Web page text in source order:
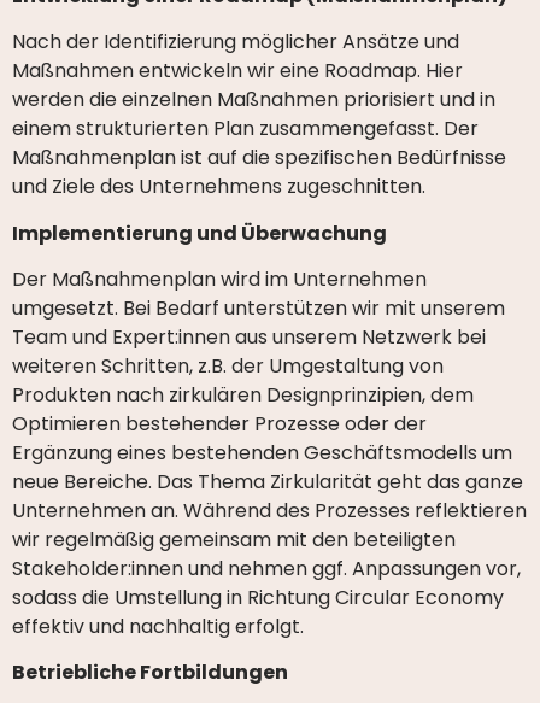
Nach der Identifizierung möglicher Ansätze und
Maßnahmen entwickeln wir eine Roadmap. Hier
werden die einzelnen Maßnahmen priorisiert und in
einem strukturierten Plan zusammengefasst. Der
Maßnahmenplan ist auf die spezifischen Bedürfnisse
und Ziele des Unternehmens zugeschnitten.
Implementierung und Überwachung
Der Maßnahmenplan wird im Unternehmen
umgesetzt. Bei Bedarf unterstützen wir mit unserem
Team und Expert:innen aus unserem Netzwerk bei
weiteren Schritten, z.B. der Umgestaltung von
Produkten nach zirkulären Designprinzipien, dem
Optimieren bestehender Prozesse oder der
Ergänzung eines bestehenden Geschäftsmodells um
neue Bereiche. Das Thema Zirkularität geht das ganze
Unternehmen an. Während des Prozesses reflektieren
wir regelmäßig gemeinsam mit den beteiligten
Stakeholder:innen und nehmen ggf. Anpassungen vor,
sodass die Umstellung in Richtung Circular Economy
effektiv und nachhaltig erfolgt.
Betriebliche Fortbildungen